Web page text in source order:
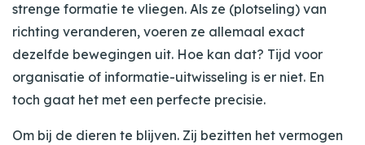
strenge formatie te vliegen. Als ze (plotseling) van
richting veranderen, voeren ze allemaal exact
dezelfde bewegingen uit. Hoe kan dat? Tijd voor
organisatie of informatie-uitwisseling is er niet. En
toch gaat het met een perfecte precisie.
Om bij de dieren te blijven. Zij bezitten het vermogen